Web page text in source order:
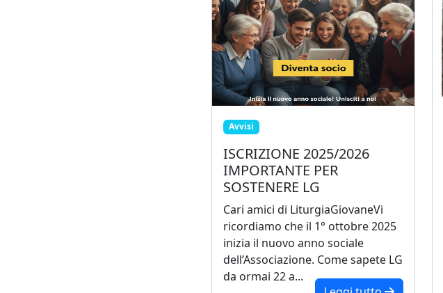
Avvisi
ISCRIZIONE 2025/2026
IMPORTANTE PER
SOSTENERE LG
Cari amici di LiturgiaGiovaneVi
ricordiamo che il 1° ottobre 2025
inizia il nuovo anno sociale
dell’Associazione. Come sapete LG
da ormai 22 a...